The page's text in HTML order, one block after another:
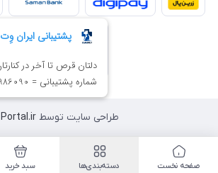
طراحی سایت توسطPortal.ir
صفحه نخست دسته‌بندی‌ها سبد خرید